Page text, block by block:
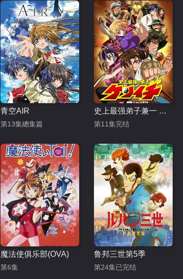
青空AIR
第13集總集篇
史上最强弟子兼一 暗之袭击
第11集完结
魔法使俱乐部(OVA)
第6集
鲁邦三世第5季
第24集已完结